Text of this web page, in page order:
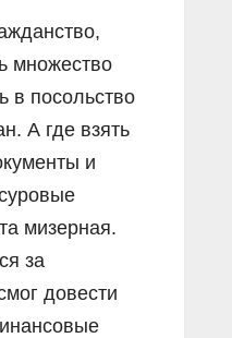
множество
в посольство
А где взять
и
мизерная.
за
довести